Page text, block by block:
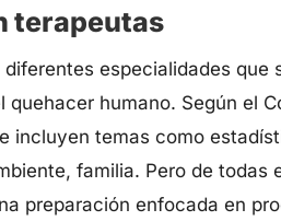
terapeutas
especialidades que
humano. Según el
incluyen temas como
familia. Pero de todas
preparación enfocada en